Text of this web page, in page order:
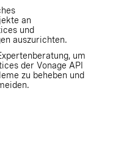
an
und
auszurichten.
um
der Vonage API
zu beheben und